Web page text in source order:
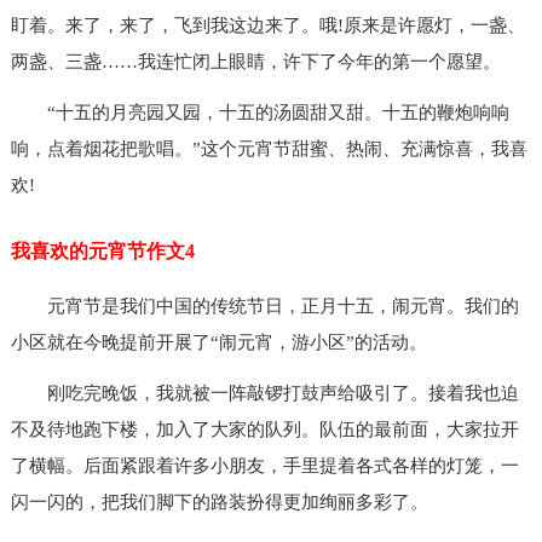
盯着。来了，来了，飞到我这边来了。哦!原来是许愿灯，一盏、
两盏、三盏……我连忙闭上眼睛，许下了今年的第一个愿望。
“十五的月亮园又园，十五的汤圆甜又甜。十五的鞭炮响响
响，点着烟花把歌唱。”这个元宵节甜蜜、热闹、充满惊喜，我喜
欢!
我喜欢的元宵节作文4
元宵节是我们中国的传统节日，正月十五，闹元宵。我们的
小区就在今晚提前开展了“闹元宵，游小区”的活动。
刚吃完晚饭，我就被一阵敲锣打鼓声给吸引了。接着我也迫
不及待地跑下楼，加入了大家的队列。队伍的最前面，大家拉开
了横幅。后面紧跟着许多小朋友，手里提着各式各样的灯笼，一
闪一闪的，把我们脚下的路装扮得更加绚丽多彩了。